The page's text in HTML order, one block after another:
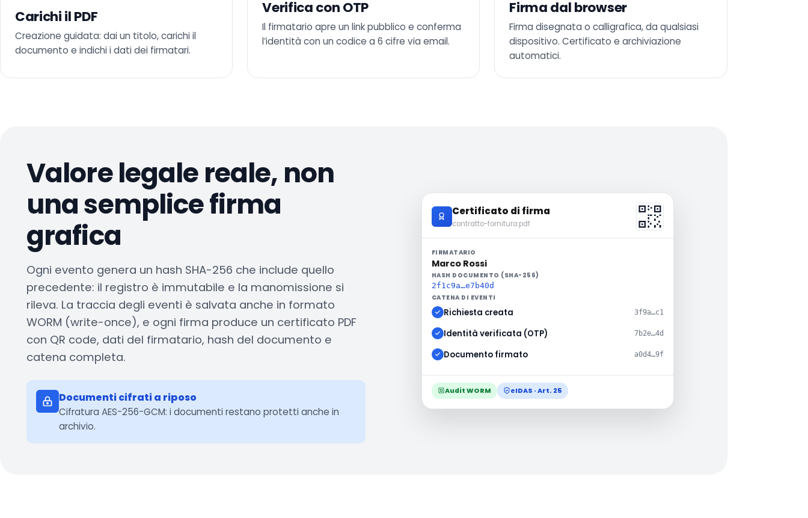
Carichi il PDF
Creazione guidata: dai un titolo, carichi il
documento e indichi i dati dei firmatari.
Verifica con OTP
Il firmatario apre un link pubblico e conferma
l’identità con un codice a 6 cifre via email.
Firma dal browser
Firma disegnata o calligrafica, da qualsiasi
dispositivo. Certificato e archiviazione
automatici.
Valore legale reale, non
una semplice firma
grafica
Ogni evento genera un hash SHA-256 che include quello
precedente: il registro è immutabile e la manomissione si
rileva. La traccia degli eventi è salvata anche in formato
WORM (write-once), e ogni firma produce un certificato PDF
con QR code, dati del firmatario, hash del documento e
catena completa.
Documenti cifrati a riposo
Cifratura AES-256-GCM: i documenti restano protetti anche in
archivio.
Certificato di firma
contratto-fornitura.pdf
FIRMATARIO
Marco Rossi
HASH DOCUMENTO (SHA-256)
2f1c9a…e7b40d
CATENA DI EVENTI
Richiesta creata 3f9a…c1
Identità verificata (OTP) 7b2e…4d
Documento firmato a0d4…9f
Audit WORM eIDAS · Art. 25